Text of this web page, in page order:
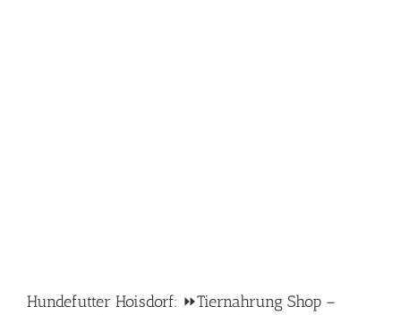
Hundefutter Hoisdorf: ⏩Tiernahrung Shop –